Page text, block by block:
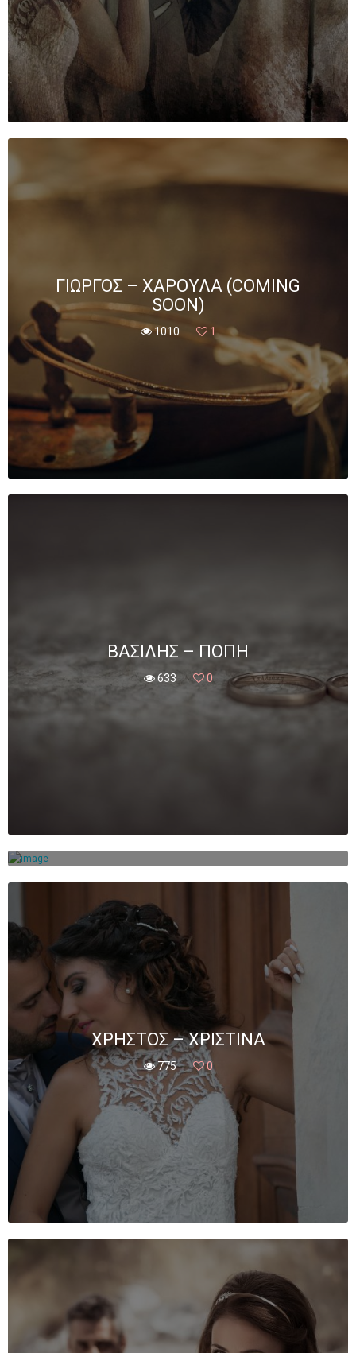
ΓΙΏΡΓΟΣ – ΧΑΡΟΎΛΑ (COMING
SOON)
1010 1
ΒΑΣΊΛΗΣ – ΠΌΠΗ
633 0
ΓΙΏΡΓΟΣ – ΧΑΡΟΎΛΑ
ΧΡΉΣΤΟΣ – ΧΡΙΣΤΊΝΑ
775 0